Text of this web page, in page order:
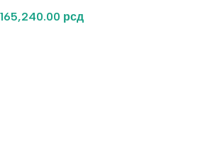
165,240.00 рсд